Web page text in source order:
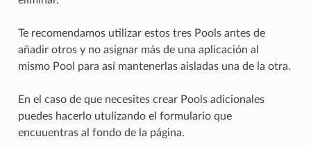
Te recomendamos utilizar estos tres Pools antes de
añadir otros y no asignar más de una aplicación al
mismo Pool para así mantenerlas aisladas una de la otra.
En el caso de que necesites crear Pools adicionales
puedes hacerlo utulizando el formulario que
encuuentras al fondo de la página.